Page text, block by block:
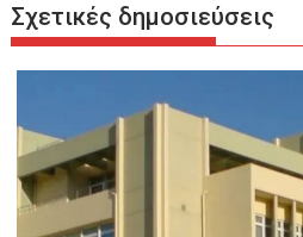
Σχετικές δημοσιεύσεις